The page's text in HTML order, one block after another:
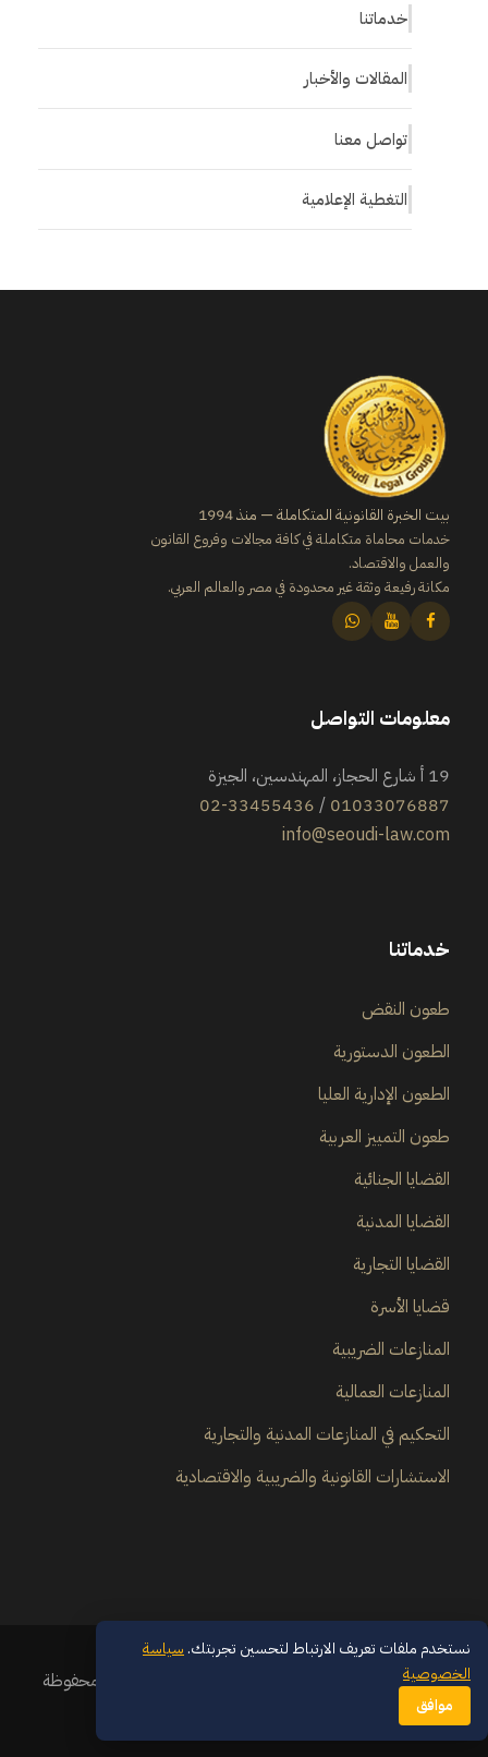
خدماتنا
المقالات والأخبار
تواصل معنا
التغطية الإعلامية
بيت الخبرة القانونية المتكاملة — منذ 1994
خدمات محاماة متكاملة في كافة مجالات وفروع القانون
والعمل والاقتصاد.
مكانة رفيعة وثقة غير محدودة في مصر والعالم العربي.
معلومات التواصل
19 أ شارع الحجاز، المهندسين، الجيزة
01033076887
/
02-33455436
info@seoudi-law.com
خدماتنا
طعون النقض
الطعون الدستورية
الطعون الإدارية العليا
طعون التمييز العربية
القضايا الجنائية
القضايا المدنية
القضايا التجارية
قضايا الأسرة
المنازعات الضريبية
المنازعات العمالية
التحكيم في المنازعات المدنية والتجارية
الاستشارات القانونية والضريبية والاقتصادية
© 2026 مجموعة سعودي القانونية — جميع الحقوق محفوظة
نستخدم ملفات تعريف الارتباط لتحسين تجربتك. سياسة
الخصوصية
موافق